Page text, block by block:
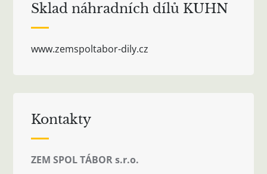
Sklad náhradních dílů KUHN
www.zemspoltabor-dily.cz
Kontakty
ZEM SPOL TÁBOR s.r.o.